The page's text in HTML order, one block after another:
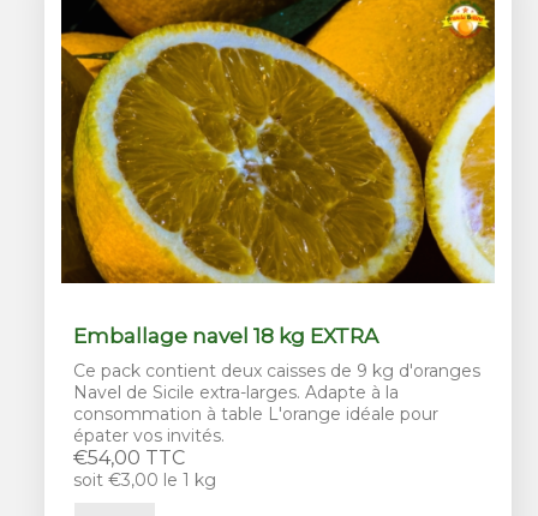
Emballage navel 18 kg EXTRA
Ce pack contient deux caisses de 9 kg d'oranges
Navel de Sicile extra-larges. Adapte à la
consommation à table L'orange idéale pour
épater vos invités.
€54,00 TTC
soit €3,00 le 1 kg